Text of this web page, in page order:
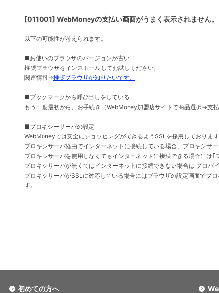
[011001] WebMoneyの支払い画面がうまく表示されません。
以下の可能性が考えられます。
■お使いのブラウザのバージョンが古い
推奨ブラウザをインストールしてお試しください。
関連情報→推奨ブラウザが知りたいです。
■ブックマークから呼び出しをしている
もう一度最初から、お手続き（WebMoney加盟店サイトで商品選択→支
■プロキシーサーバの設定
WebMoneyでは安全にショッピングができるようSSLを採用しておりま
プロキシサーバ経由でインターネットに接続している場合、プロキシサ
プロキシサーバを使用しなくてもインターネットに接続できる場合には
プロキシサーバが無くてはインターネットに接続できない場合は プロ
プロキシサーバがSSLに対応している場合にはブラウザの設定画面でプ
す。
初めての方へ